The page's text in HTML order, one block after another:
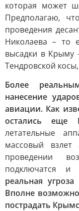
которая может
Предполагаю,
проведения
Николаева – то
высадки в Крыму
Тендровской
Более
нанесение
авиации. Как
остались еще
летательные
массовый взлет
проведении
подключатся и
реальная
Вполне
пострадать